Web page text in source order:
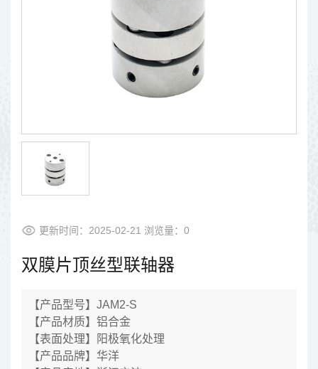
更新时间：2025-02-21 浏览量： 0
双膜片顶丝型联轴器
【产品型号】JAM2-S
【产品材质】铝合金
【表面处理】阳极氧化处理
【产品品牌】华洋